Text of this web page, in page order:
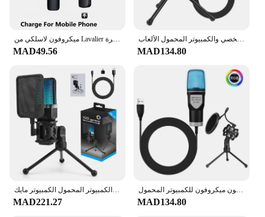
|Wholesale|Vendors|
**Versatile and Reliable Audio Capture**
microphone set designed to capture the highest
quality audio in a variety of settings. Whether
you're recording in a studio, conducting interviews,
or hosting a podcast, this microphone set is
engineered to deliver crystal-clear sound
reproduction. The robust metal construction ensures
durability, while the modern design blends
seamlessly into any professional environment.
With the مايك الميكروفونات, users can expect a
straightforward setup and immediate functionality.
ميكروفون لاسلكي من Lavalier مزود بفتحة زر ، ميكروفون مزود بتقنية البلوتوث ، كمبيوتر صغير للهاتف المحمول ، ربطة عنق صغيرة ، USB صغير ، مايك ميكروفون
MAD49.56
مكثف ميكروفون احترافي للحاسوب الشخصي والكمبيوتر المحمول الألعاب USB السلكية تدفق بودكاست استوديو مايك عدة ألعاب إكسسوار
MAD134.80
ميكروفون الألعاب المهنية مكثف ميكروفون الكمبيوتر المحمول الكمبيوتر مايك RGB USB السلكية استوديو تدفق بودكاست ألعاب كاريوكي الكمبيوتر كيت
MAD221.27
كمبيوتر ألعاب احترافي مكثف ميكروفون ميكروفون للكمبيوتر المحمول USB سلكي بث مباشر بودكاست ستوديو مايك كيت ألعاب كاريوكي
MAD134.80